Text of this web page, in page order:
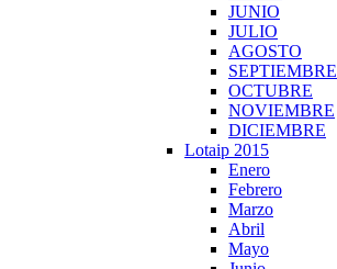
JUNIO
JULIO
AGOSTO
SEPTIEMBRE
OCTUBRE
NOVIEMBRE
DICIEMBRE
Lotaip 2015
Enero
Febrero
Marzo
Abril
Mayo